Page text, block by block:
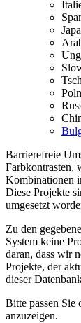
Barrierefreie
Farbkontrasten,
Kombinationen
Diese Projekte
umgesetzt
Zu den
System keine
daran, dass wir
Projekte, der
dieser
Bitte passen Sie
anzuzeigen.